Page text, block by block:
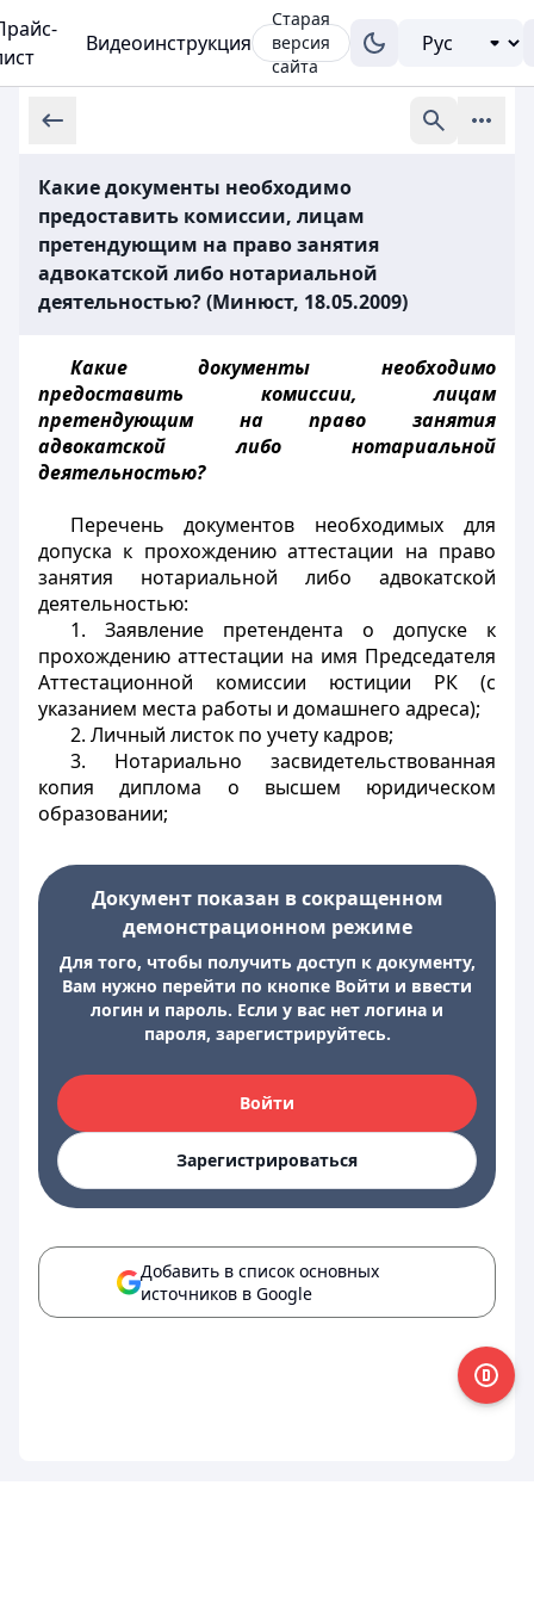
Видеоинструкция
Старая
версия
сайта
Какие документы необходимо
предоставить комиссии, лицам
претендующим на право занятия
адвокатской либо нотариальной
деятельностью? (Минюст, 18.05.2009)
Какие документы необходимо
предоставить комиссии, лицам
претендующим на право занятия
адвокатской либо нотариальной
деятельностью?
Перечень документов необходимых для
допуска к прохождению аттестации на право
занятия нотариальной либо адвокатской
деятельностью:
1. Заявление претендента о допуске к
прохождению аттестации на имя Председателя
Аттестационной комиссии юстиции РК (с
указанием места работы и домашнего адреса);
2. Личный листок по учету кадров;
3. Нотариально засвидетельствованная
копия диплома о высшем юридическом
образовании;
Документ показан в сокращенном
демонстрационном режиме
Для того, чтобы получить доступ к документу,
Вам нужно перейти по кнопке Войти и ввести
логин и пароль. Если у вас нет логина и
пароля, зарегистрируйтесь.
Войти
Зарегистрироваться
Добавить в список основных
источников в Google